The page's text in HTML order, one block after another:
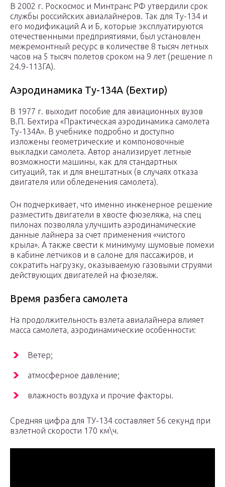
В 2002 г. Роскосмос и Минтранс РФ утвердили срок
службы российских авиалайнеров. Так для Ту-134 и
его модификаций А и Б, которые эксплуатируются
отечественными предприятиями, был установлен
межремонтный ресурс в количестве 8 тысяч летных
часов на 5 тысяч полетов сроком на 9 лет (решение n
24.9-113ГА).
Аэродинамика Ту-134А (Бехтир)
В 1977 г. выходит пособие для авиационных вузов
В.П. Бехтира «Практическая аэродинамика самолета
Ту-134А». В учебнике подробно и доступно
изложены геометрические и компоновочные
выкладки самолета. Автор анализирует летные
возможности машины, как для стандартных
ситуаций, так и для внештатных (в случаях отказа
двигателя или обледенения самолета).
Он подчеркивает, что именно инженерное решение
разместить двигатели в хвосте фюзеляжа, на спец
пилонах позволяла улучшить аэродинамические
данные лайнера за счет применения «чистого
крыла». А также свести к минимуму шумовые помехи
в кабине летчиков и в салоне для пассажиров, и
сократить нагрузку, оказываемую газовыми струями
действующих двигателей на фюзеляж.
Время разбега самолета
На продолжительность взлета авиалайнера влияет
масса самолета, аэродинамические особенности:
Ветер;
атмосферное давление;
влажность воздуха и прочие факторы.
Средняя цифра для ТУ-134 составляет 56 секунд при
взлетной скорости 170 км\ч.